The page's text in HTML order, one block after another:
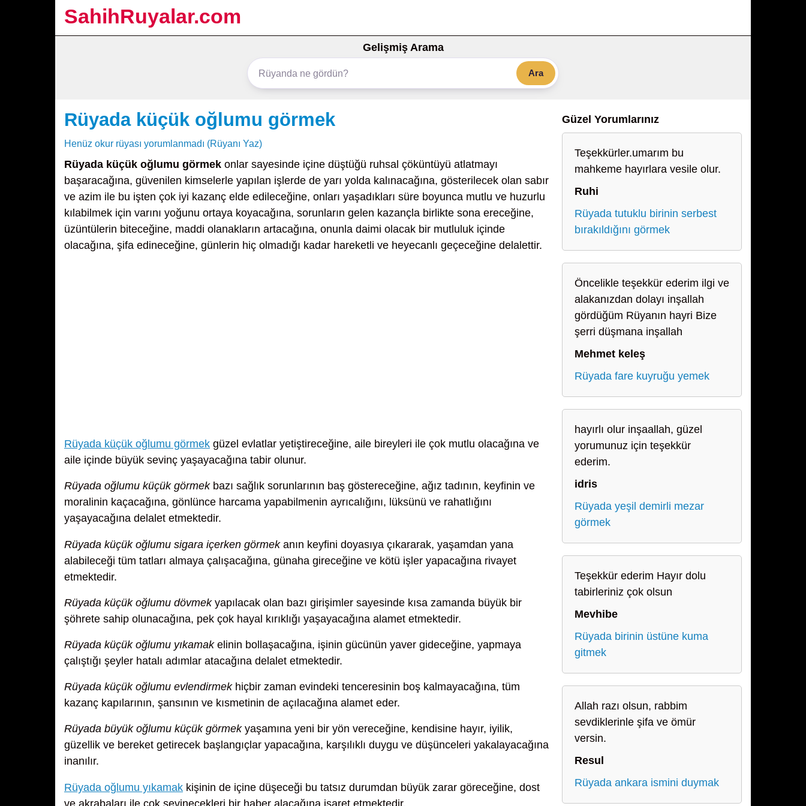
SahihRuyalar.com
Gelişmiş Arama
Ara
Rüyada küçük oğlumu görmek
Henüz okur rüyası yorumlanmadı (Rüyanı Yaz)
Rüyada küçük oğlumu görmek onlar sayesinde içine düştüğü ruhsal çöküntüyü atlatmayı
başaracağına, güvenilen kimselerle yapılan işlerde de yarı yolda kalınacağına, gösterilecek olan sabır
ve azim ile bu işten çok iyi kazanç elde edileceğine, onları yaşadıkları süre boyunca mutlu ve huzurlu
kılabilmek için varını yoğunu ortaya koyacağına, sorunların gelen kazançla birlikte sona ereceğine,
üzüntülerin biteceğine, maddi olanakların artacağına, onunla daimi olacak bir mutluluk içinde
olacağına, şifa edineceğine, günlerin hiç olmadığı kadar hareketli ve heyecanlı geçeceğine delalettir.
Rüyada küçük oğlumu görmek güzel evlatlar yetiştireceğine, aile bireyleri ile çok mutlu olacağına ve
aile içinde büyük sevinç yaşayacağına tabir olunur.
Rüyada oğlumu küçük görmekbazı sağlık sorunlarının baş göstereceğine, ağız tadının, keyfinin ve
moralinin kaçacağına, gönlünce harcama yapabilmenin ayrıcalığını, lüksünü ve rahatlığını
yaşayacağına delalet etmektedir.
Rüyada küçük oğlumu sigara içerken görmekanın keyfini doyasıya çıkararak, yaşamdan yana
alabileceği tüm tatları almaya çalışacağına, günaha gireceğine ve kötü işler yapacağına rivayet
etmektedir.
Rüyada küçük oğlumu dövmekyapılacak olan bazı girişimler sayesinde kısa zamanda büyük bir
şöhrete sahip olunacağına, pek çok hayal kırıklığı yaşayacağına alamet etmektedir.
Rüyada küçük oğlumu yıkamakelinin bollaşacağına, işinin gücünün yaver gideceğine, yapmaya
çalıştığı şeyler hatalı adımlar atacağına delalet etmektedir.
Rüyada küçük oğlumu evlendirmekhiçbir zaman evindeki tenceresinin boş kalmayacağına, tüm
kazanç kapılarının, şansının ve kısmetinin de açılacağına alamet eder.
Rüyada büyük oğlumu küçük görmekyaşamına yeni bir yön vereceğine, kendisine hayır, iyilik,
güzellik ve bereket getirecek başlangıçlar yapacağına, karşılıklı duygu ve düşünceleri yakalayacağına
inanılır.
Rüyada oğlumu yıkamak kişinin de içine düşeceği bu tatsız durumdan büyük zarar göreceğine, dost
ve akrabaları ile çok sevinecekleri bir haber alacağına işaret etmektedir.
Güzel Yorumlarınız
Teşekkürler.umarım bu
mahkeme hayırlara vesile olur.
Ruhi
Rüyada tutuklu birinin serbest
bırakıldığını görmek
Öncelikle teşekkür ederim ilgi ve
alakanızdan dolayı inşallah
gördüğüm Rüyanın hayri Bize
şerri düşmana inşallah
Mehmet keleş
Rüyada fare kuyruğu yemek
hayırlı olur inşaallah, güzel
yorumunuz için teşekkür
ederim.
idris
Rüyada yeşil demirli mezar
görmek
Teşekkür ederim Hayır dolu
tabirleriniz çok olsun
Mevhibe
Rüyada birinin üstüne kuma
gitmek
Allah razı olsun, rabbim
sevdiklerinle şifa ve ömür
versin.
Resul
Rüyada ankara ismini duymak